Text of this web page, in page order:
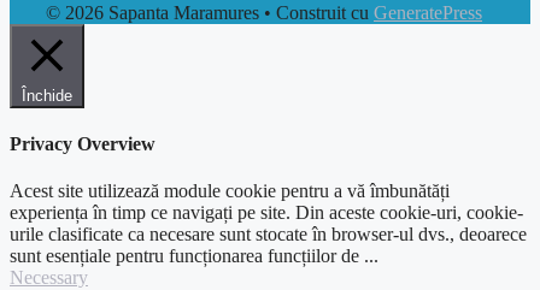
© 2026 Sapanta Maramures • Construit cu GeneratePress
Închide
Privacy Overview
Acest site utilizează module cookie pentru a vă îmbunătăți
experiența în timp ce navigați pe site. Din aceste cookie-uri, cookie-
urile clasificate ca necesare sunt stocate în browser-ul dvs., deoarece
sunt esențiale pentru funcționarea funcțiilor de ...
Necessary